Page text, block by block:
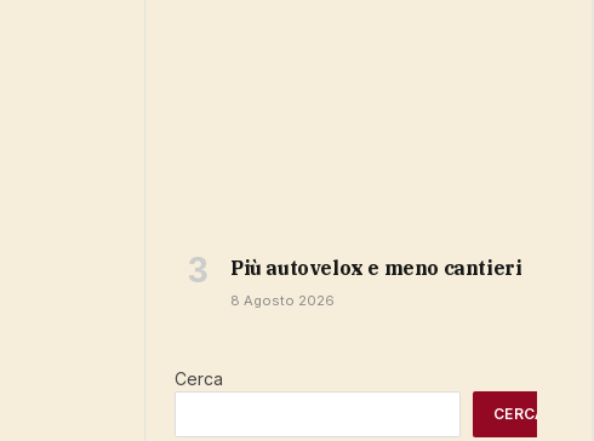
più autovelox e meno cantieri
8 Agosto 2026
Cerca
CERCA